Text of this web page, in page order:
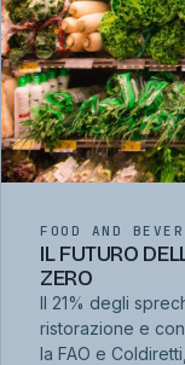
FOOD AND
IL FUTURO
ZERO
Il 21% degli
ristorazione e
la FAO e